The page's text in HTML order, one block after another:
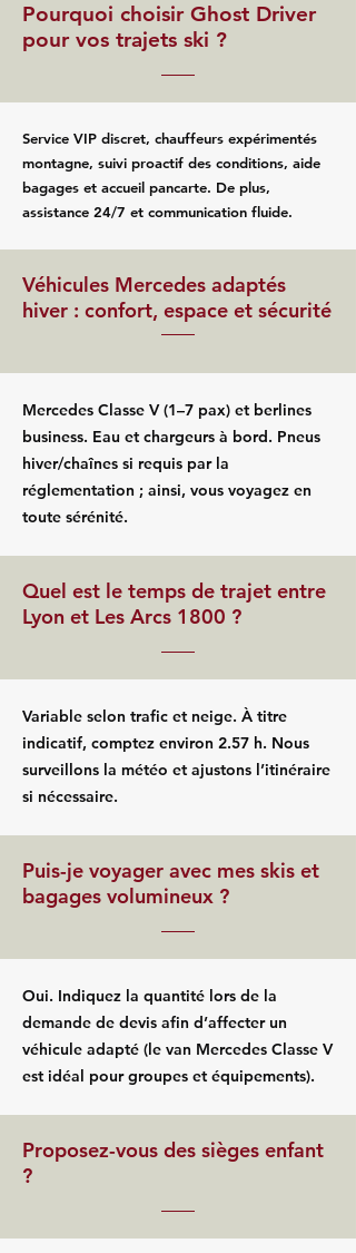
Pourquoi choisir Ghost Driver
pour vos trajets ski ?
Service VIP discret, chauffeurs expérimentés
montagne, suivi proactif des conditions, aide
bagages et accueil pancarte. De plus,
assistance 24/7 et communication fluide.
Véhicules Mercedes adaptés
hiver : confort, espace et sécurité
Mercedes Classe V (1–7 pax) et berlines
business. Eau et chargeurs à bord. Pneus
hiver/chaînes si requis par la
réglementation ; ainsi, vous voyagez en
toute sérénité.
Quel est le temps de trajet entre
Lyon et Les Arcs 1800 ?
Variable selon trafic et neige. À titre
indicatif, comptez environ 2.57 h. Nous
surveillons la météo et ajustons l’itinéraire
si nécessaire.
Puis-je voyager avec mes skis et
bagages volumineux ?
Oui. Indiquez la quantité lors de la
demande de devis afin d’affecter un
véhicule adapté (le van Mercedes Classe V
est idéal pour groupes et équipements).
Proposez-vous des sièges enfant
?